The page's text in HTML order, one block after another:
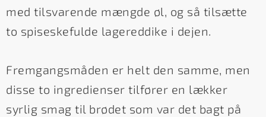
med tilsvarende mængde øl, og så tilsætte
to spiseskefulde lagereddike i dejen.
Fremgangsmåden er helt den samme, men
disse to ingredienser tilfører en lækker
syrlig smag til brødet som var det bagt på